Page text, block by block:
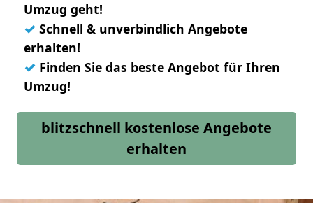
Umzug geht!
✓ Schnell & unverbindlich Angebote
erhalten!
✓ Finden Sie das beste Angebot für Ihren
Umzug!
blitzschnell kostenlose Angebote
erhalten